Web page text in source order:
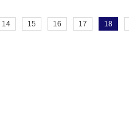
14 15 16 17 18